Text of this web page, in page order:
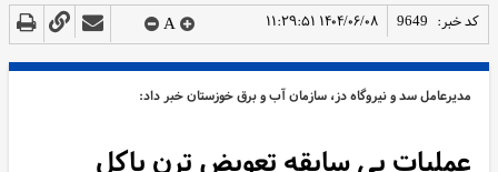
کد خبر: 9649 ۱۴۰۴/۰۶/۰۸ ۱۱:۲۹:۵۱ A
مدیرعامل سد و نیروگاه دز، سازمان آب و برق خوزستان خبر داد:
عملیات بی سابقه تعویض ترن باکل